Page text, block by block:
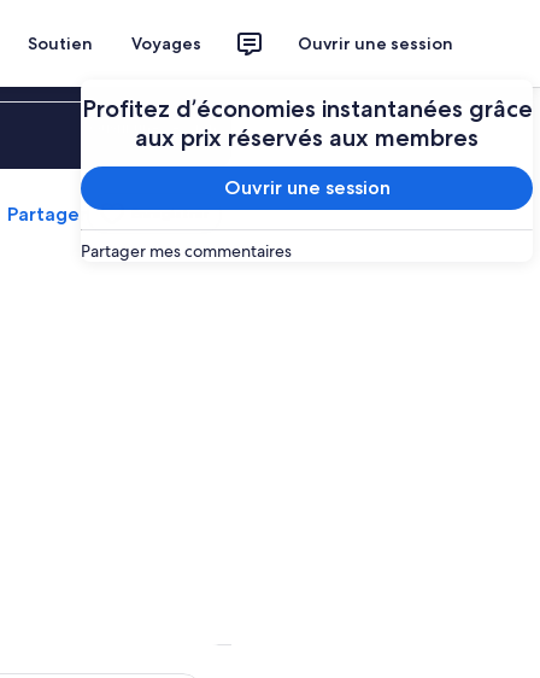
Soutien Voyages Ouvrir une session
Profitez d’économies instantanées grâce
aux prix réservés aux membres
Ouvrir une session
Partager mes commentaires
Ouvrir une session
Partager Enregistrer